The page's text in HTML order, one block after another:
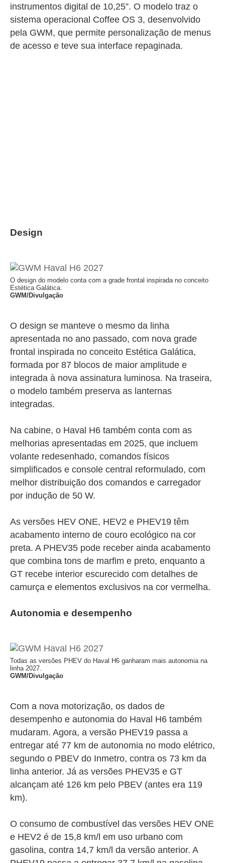
instrumentos digital de 10,25”. O modelo traz o
sistema operacional Coffee OS 3, desenvolvido
pela GWM, que permite personalização de menus
de acesso e teve sua interface repaginada.
Design
O design do modelo conta com a grade frontal inspirada no conceito
Estética Galática.
GWM/Divulgação
O design se manteve o mesmo da linha
apresentada no ano passado, com nova grade
frontal inspirada no conceito Estética Galática,
formada por 87 blocos de maior amplitude e
integrada à nova assinatura luminosa. Na traseira,
o modelo também preserva as lanternas
integradas.
Na cabine, o Haval H6 também conta com as
melhorias apresentadas em 2025, que incluem
volante redesenhado, comandos físicos
simplificados e console central reformulado, com
melhor distribuição dos comandos e carregador
por indução de 50 W.
As versões HEV ONE, HEV2 e PHEV19 têm
acabamento interno de couro ecológico na cor
preta. A PHEV35 pode receber ainda acabamento
que combina tons de marfim e preto, enquanto a
GT recebe interior escurecido com detalhes de
camurça e elementos exclusivos na cor vermelha.
Autonomia e desempenho
Todas as versões PHEV do Haval H6 ganharam mais autonomia na
linha 2027.
GWM/Divulgação
Com a nova motorização, os dados de
desempenho e autonomia do Haval H6 também
mudaram. Agora, a versão PHEV19 passa a
entregar até 77 km de autonomia no modo elétrico,
segundo o PBEV do Inmetro, contra os 73 km da
linha anterior. Já as versões PHEV35 e GT
alcançam até 126 km pelo PBEV (antes era 119
km).
O consumo de combustível das versões HEV ONE
e HEV2 é de 15,8 km/l em uso urbano com
gasolina, contra 14,7 km/l da versão anterior. A